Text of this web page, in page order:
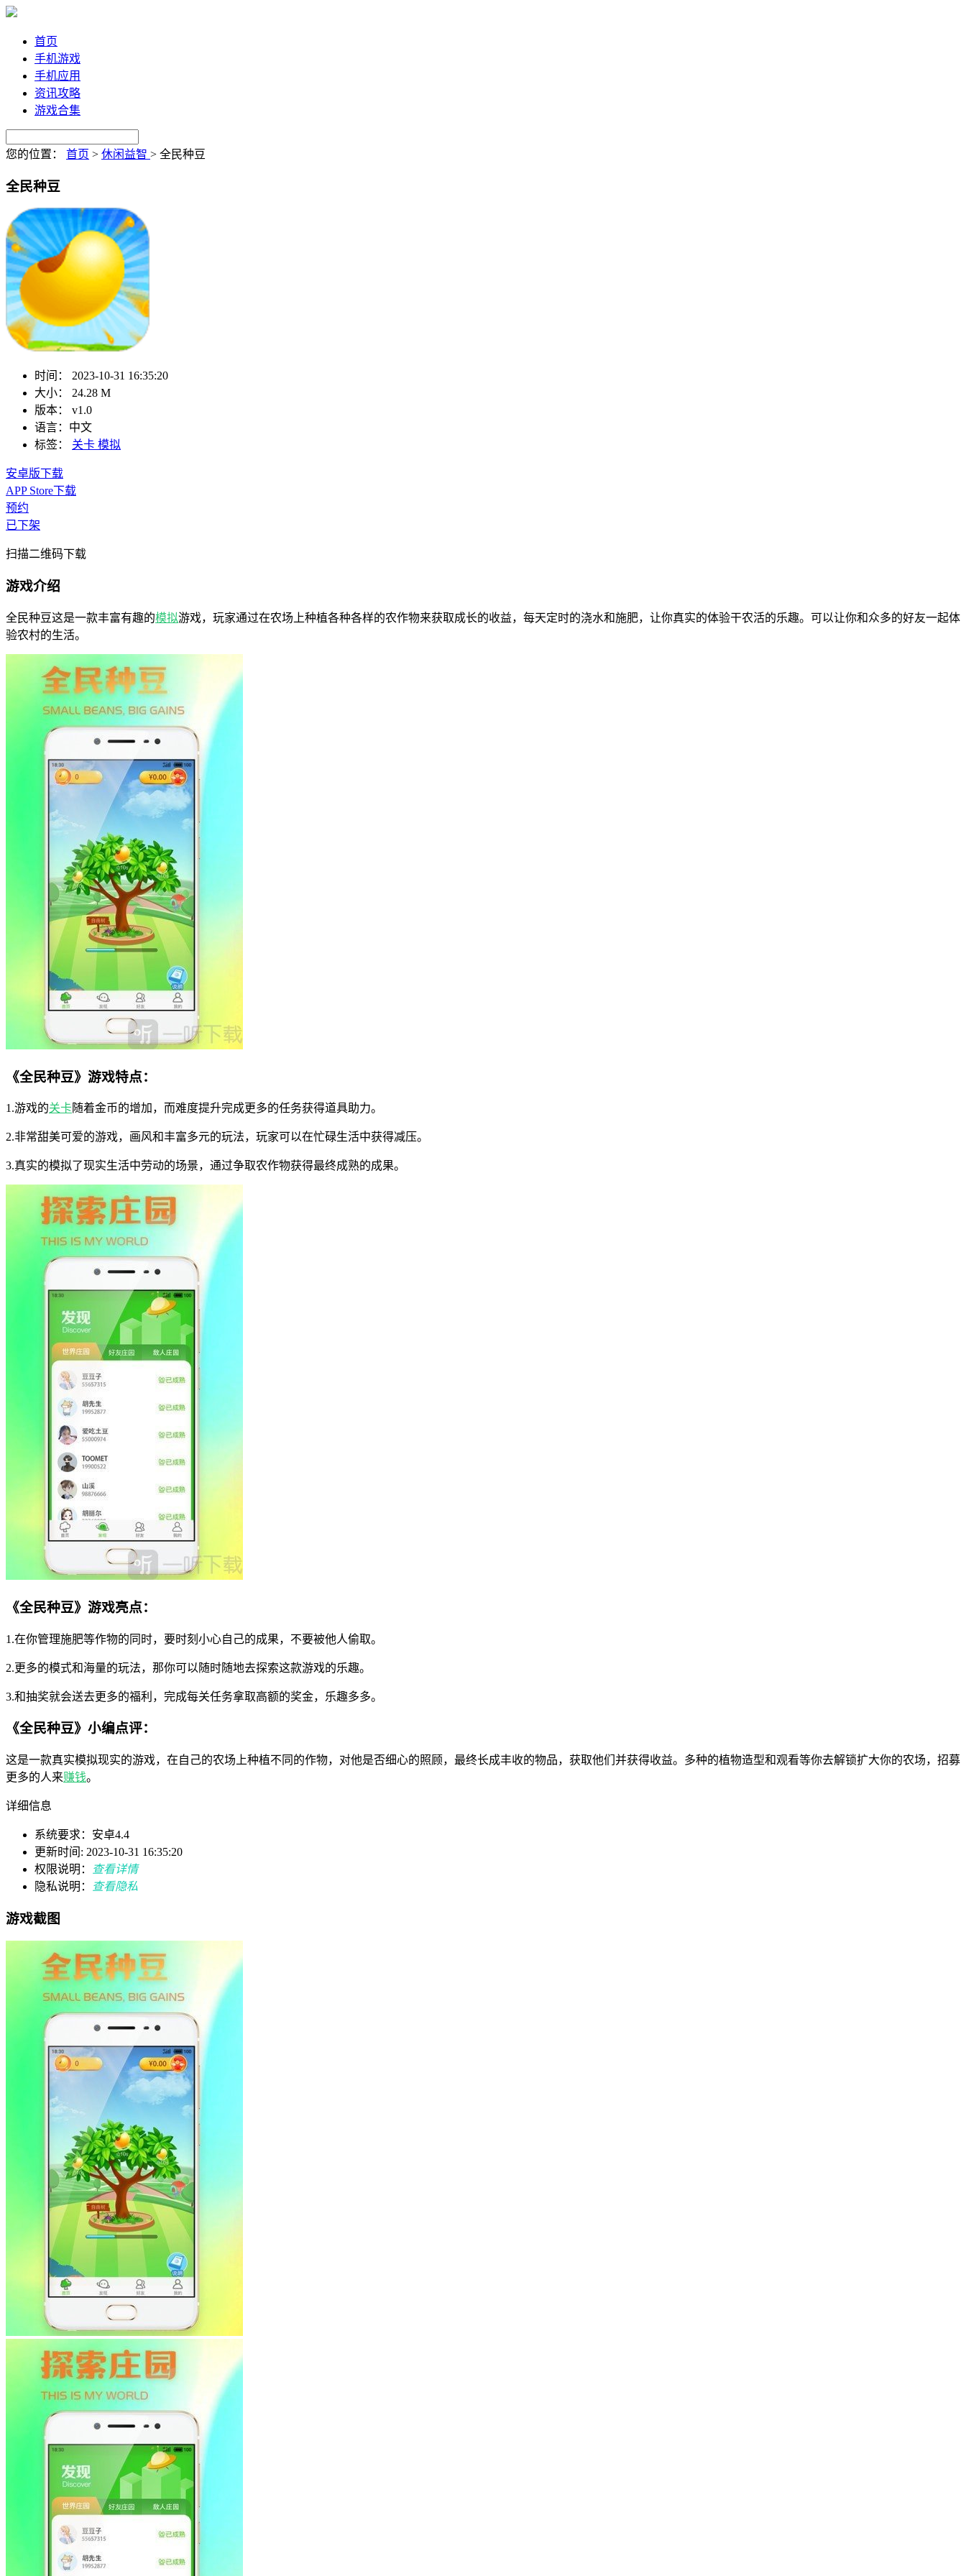
首页
手机游戏
手机应用
资讯攻略
游戏合集
您的位置： 首页 > 休闲益智 > 全民种豆
全民种豆
时间：
2023-10-31 16:35:20
大小：
24.28 M
版本：
v1.0
语言： 中文
标签：
关卡 模拟
安卓版下载
APP Store下载
预约
已下架
扫描二维码下载
游戏介绍
全民种豆这是一款丰富有趣的模拟游戏，玩家通过在农场上种植各种各样的农作物来获取成长的收益，每天定时的浇水和施肥，让你真实的体验干农活的乐趣。可以让你和众多的好友一起体
验农村的生活。
《全民种豆》游戏特点：
1.游戏的关卡随着金币的增加，而难度提升完成更多的任务获得道具助力。
2.非常甜美可爱的游戏，画风和丰富多元的玩法，玩家可以在忙碌生活中获得减压。
3.真实的模拟了现实生活中劳动的场景，通过争取农作物获得最终成熟的成果。
《全民种豆》游戏亮点：
1.在你管理施肥等作物的同时，要时刻小心自己的成果，不要被他人偷取。
2.更多的模式和海量的玩法，那你可以随时随地去探索这款游戏的乐趣。
3.和抽奖就会送去更多的福利，完成每关任务拿取高额的奖金，乐趣多多。
《全民种豆》小编点评：
这是一款真实模拟现实的游戏，在自己的农场上种植不同的作物，对他是否细心的照顾，最终长成丰收的物品，获取他们并获得收益。多种的植物造型和观看等你去解锁扩大你的农场，招募
更多的人来赚钱。
详细信息
系统要求：安卓4.4
更新时间: 2023-10-31 16:35:20
权限说明：
查看详情
隐私说明：
查看隐私
游戏截图